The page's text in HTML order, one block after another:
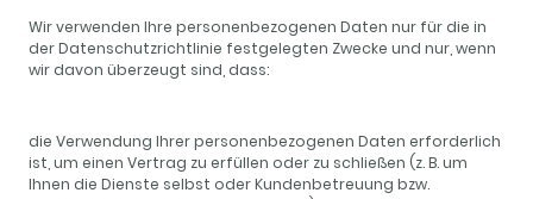
Wir verwenden Ihre personenbezogenen Daten nur für die in
der Datenschutzrichtlinie festgelegten Zwecke und nur, wenn
wir davon überzeugt sind, dass:
die Verwendung Ihrer personenbezogenen Daten erforderlich
ist, um einen Vertrag zu erfüllen oder zu schließen (z. B. um
Ihnen die Dienste selbst oder Kundenbetreuung bzw.